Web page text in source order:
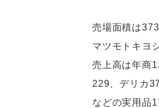
売場面積は
マツモトキヨ
売上高は年商
229、デリカ
などの実用品